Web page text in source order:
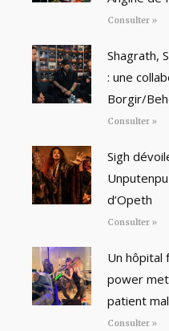
Consulter »
Shagrath,
: une
Borgir/
Consulter »
Sigh
d’Opeth
Consulter »
Un hôpital
power
patient
Consulter »